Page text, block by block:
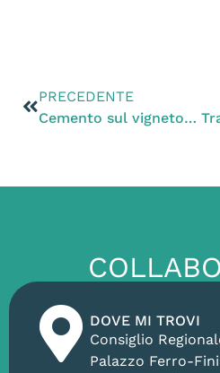
PRECEDENTE
Cemento sul vigneto ultracentenario a Godega di Sant’Urbano (TV). Zanoni: «Zaia fermi questo nuovo scempio»
DOVE MI TROVI
Consiglio
Palazzo Ferro-